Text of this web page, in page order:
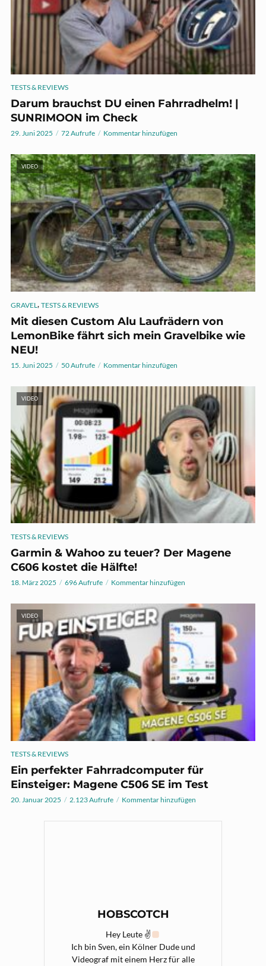
TESTS & REVIEWS
Darum brauchst DU einen Fahrradhelm! |
SUNRIMOON im Check
29. Juni 2025 72 Aufrufe Kommentar hinzufügen
VIDEO
GRAVEL , TESTS & REVIEWS
Mit diesen Custom Alu Laufrädern von
LemonBike fährt sich mein Gravelbike wie
NEU!
15. Juni 2025 50 Aufrufe Kommentar hinzufügen
VIDEO
TESTS & REVIEWS
Garmin & Wahoo zu teuer? Der Magene
C606 kostet die Hälfte!
18. März 2025 696 Aufrufe Kommentar hinzufügen
VIDEO
TESTS & REVIEWS
Ein perfekter Fahrradcomputer für
Einsteiger: Magene C506 SE im Test
20. Januar 2025 2.123 Aufrufe Kommentar hinzufügen
HOBSCOTCH
Hey Leute ✌
Ich bin Sven, ein Kölner Dude und
Videograf mit einem Herz für alle